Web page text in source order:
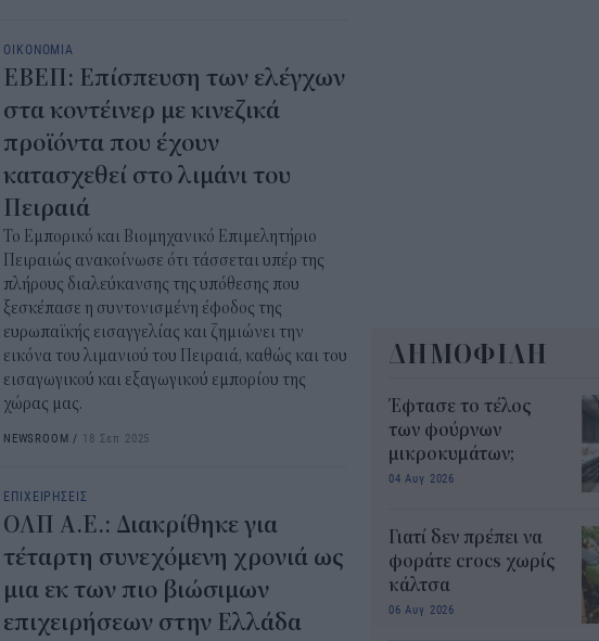
ΟΙΚΟΝΟΜΙΑ
ΕΒΕΠ: Επίσπευση των ελέγχων
στα κοντέινερ με κινεζικά
προϊόντα που έχουν
κατασχεθεί στο λιμάνι του
Πειραιά
Το Εμπορικό και Βιομηχανικό Επιμελητήριο
Πειραιώς ανακοίνωσε ότι τάσσεται υπέρ της
πλήρους διαλεύκανσης της υπόθεσης που
ξεσκέπασε η συντονισμένη έφοδος της
ευρωπαϊκής εισαγγελίας και ζημιώνει την
εικόνα του λιμανιού του Πειραιά, καθώς και του
εισαγωγικού και εξαγωγικού εμπορίου της
χώρας μας.
NEWSROOM / 18 Σεπ 2025
ΕΠΙΧΕΙΡΗΣΕΙΣ
ΟΛΠ Α.Ε.: Διακρίθηκε για
τέταρτη συνεχόμενη χρονιά ως
μια εκ των πιο βιώσιμων
επιχειρήσεων στην Ελλάδα
ΔΗΜΟΦΙΛΗ
Έφτασε το τέλος
των φούρνων
μικροκυμάτων;
04 Αυγ 2026
Γιατί δεν πρέπει να
φοράτε crocs χωρίς
κάλτσα
06 Αυγ 2026